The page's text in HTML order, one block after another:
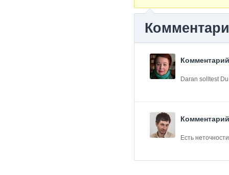
Daran solltest
Есть